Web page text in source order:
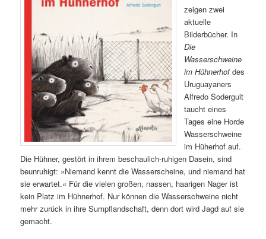
zeigen zwei
aktuelle
Bilderbücher. In
Die
Wasserschweine
im Hühnerhofdes
Uruguayaners
Alfredo Soderguit
taucht eines
Tages eine Horde
Wasserschweine
im Hüherhof auf.
Die Hühner, gestört in ihrem beschaulich-ruhigen Dasein, sind
beunruhigt: »Niemand kennt die Wasserscheine, und niemand hat
sie erwartet.« Für die vielen großen, nassen, haarigen Nager ist
kein Platz im Hühnerhof. Nur können die Wasserschweine nicht
mehr zurück in ihre Sumpflandschaft, denn dort wird Jagd auf sie
gemacht.